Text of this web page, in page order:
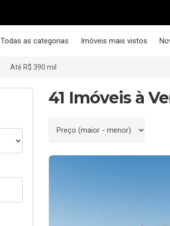
Todas as categorias Imóveis mais vistos
Até R$ 390 mil
41 Imóveis à
Ordenar por